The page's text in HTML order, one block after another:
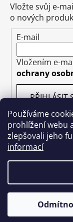
Používáme
prohlížení webu
zlepšovali jeho
informací
Vložte svůj e-
o nových
E-mail
Vložením e-
ochrany
PŘIHLÁSIT
Copyright